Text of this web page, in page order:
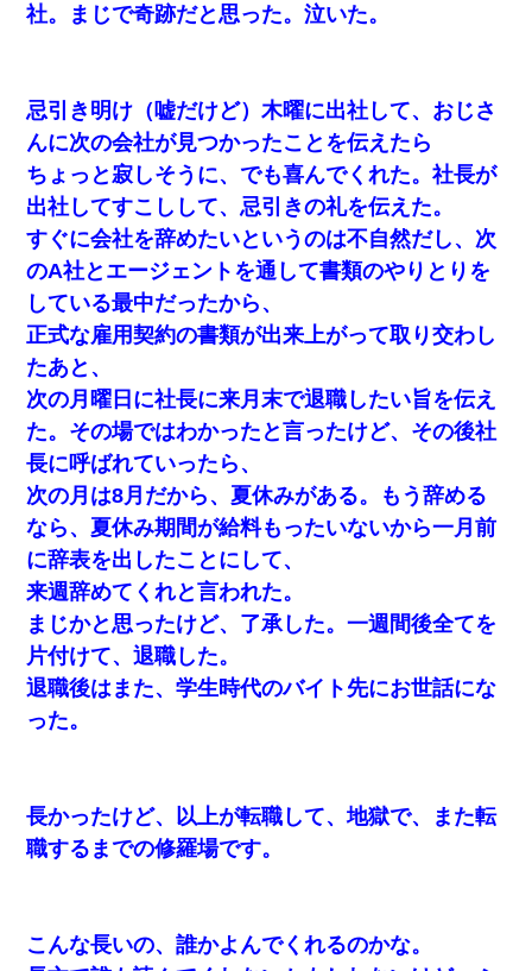
社。まじで奇跡だと思った。泣いた。
忌引き明け（嘘だけど）木曜に出社して、おじさ
んに次の会社が見つかったことを伝えたら
ちょっと寂しそうに、でも喜んでくれた。社長が
出社してすこしして、忌引きの礼を伝えた。
すぐに会社を辞めたいというのは不自然だし、次
のA社とエージェントを通して書類のやりとりを
している最中だったから、
正式な雇用契約の書類が出来上がって取り交わし
たあと、
次の月曜日に社長に来月末で退職したい旨を伝え
た。その場ではわかったと言ったけど、その後社
長に呼ばれていったら、
次の月は8月だから、夏休みがある。もう辞める
なら、夏休み期間が給料もったいないから一月前
に辞表を出したことにして、
来週辞めてくれと言われた。
まじかと思ったけど、了承した。一週間後全てを
片付けて、退職した。
退職後はまた、学生時代のバイト先にお世話にな
った。
長かったけど、以上が転職して、地獄で、また転
職するまでの修羅場です。
こんな長いの、誰かよんでくれるのかな。